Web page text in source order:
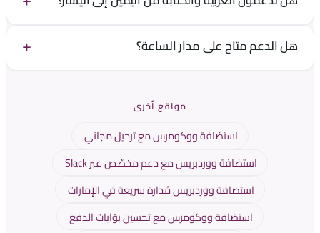
هل الدعم متاح على مدار الساعة؟
مواقع أخرى
استضافة ووكومرس مع ترحيل مجاني
استضافة ووردبريس مع دعم مخصّص عبر Slack
استضافة ووردبريس مُدارة سريعة في الإمارات
استضافة ووكومرس مع تحسين بوّابات الدفع